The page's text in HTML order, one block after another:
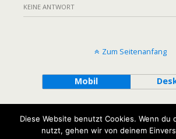
KEINE ANTWORT
Zum Seitenanfang
Mobil
Diese Website benutzt Cookies. Wenn du
nutzt, gehen wir von deinem